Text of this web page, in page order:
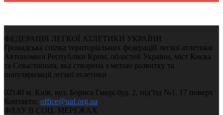
ФЕДЕРАЦІЯ ЛЕГКОЇ АТЛЕТИКИ УКРАЇНИ
Громадська спілка територіальних федерацій легкої атлетики
Автономної Республіки Крим, областей України, міст Києва
та Севастополя, яка створена з метою розвитку та
популяризації легкої атлетики
02140 м. Київ, вул. Бориса Гмирі буд. 2, під’їзд №1, 17 поверх
Контакти: office@uaf.org.ua
ФЛАУ В СОЦ. МЕРЕЖАХ